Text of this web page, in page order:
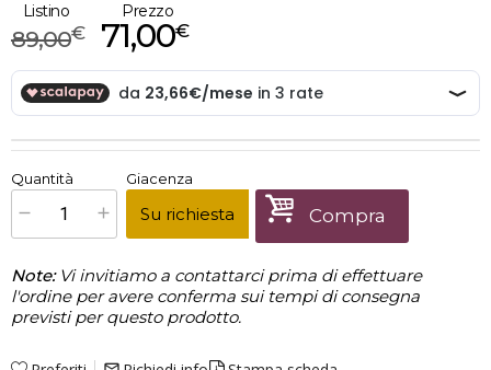
Listino
€
89,00
Prezzo
€
71,00
x1 Prezzo finale:€71,00
Quantità Giacenza
Su richiesta Compra
Note: Vi invitiamo a contattarci prima di effettuare
l'ordine per avere conferma sui tempi di consegna
previsti per questo prodotto.